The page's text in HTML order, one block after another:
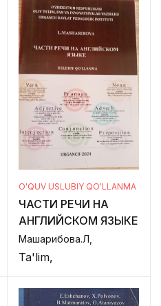
O'QUV USLUBIY QO'LLANMA
ЧАСТИ РЕЧИ НА
АНГЛИЙСКОМ ЯЗЫКЕ
Машарибова.Л,
Ta'lim,